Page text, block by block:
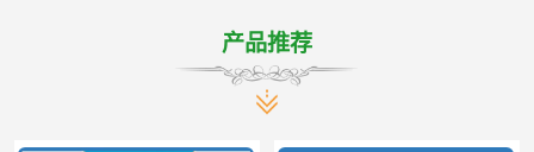
产品推荐